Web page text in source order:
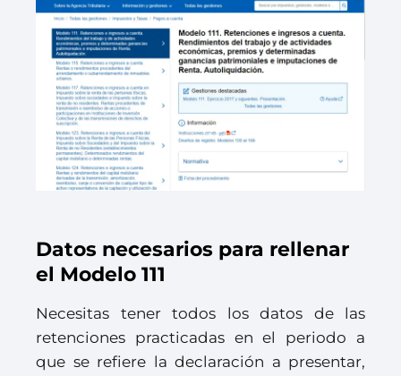
Datos necesarios para rellenar
el Modelo 111
Necesitas tener todos los datos de las
retenciones practicadas en el periodo a
que se refiere la declaración a presentar,